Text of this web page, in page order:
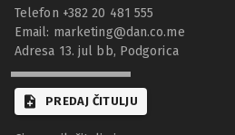
Telefon +382 20 481 555
Email: marketing@dan.co.me
Adresa 13. jul bb, Podgorica
PREDAJ ČITULJU